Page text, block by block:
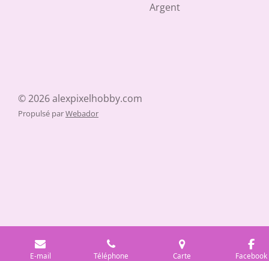
Argent
© 2026 alexpixelhobby.com
Propulsé parWebador
E-mail Téléphone Carte Facebook